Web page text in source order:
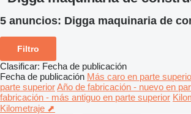
5 anuncios: Digga maquinaria de
Filtro
Clasificar: Fecha de publicación
Fecha de publicación Más caro en parte
parte superiorAño de fabricación - nuevo en
fabricación - más antiguo en parte superior
Kilometraje ⬈